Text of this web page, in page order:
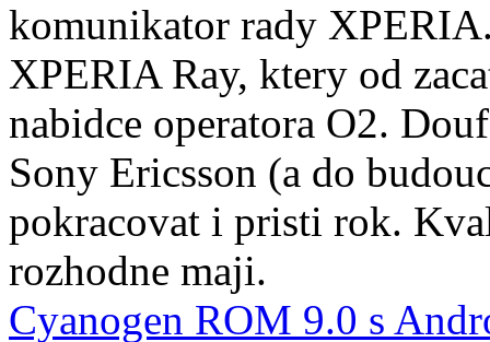
komunikator rady
XPERIA Ray, ktery od
nabidce operatora O2.
Sony Ericsson (a do
pokracovat i pristi rok.
rozhodne maji.
Cyanogen ROM 9.0 s